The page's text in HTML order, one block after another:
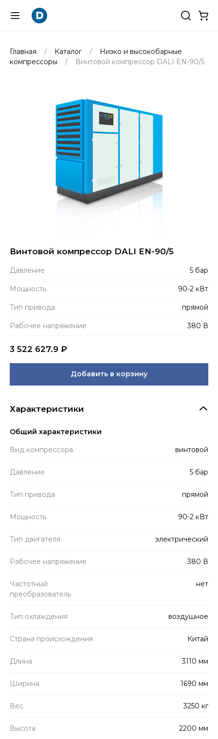
Главная Каталог
Низко и высокобарные
компрессоры
Винтовой компрессор DALI EN-90/5
Винтовой компрессор DALI EN-90/5
Давление 5 бар
Мощность 90-2 кВт
Тип привода прямой
Рабочее напряжение 380 В
3 522 627.9 ₽
Добавить в корзину
Характеристики
Общий характеристики
Вид компрессора винтовой
Давление 5 бар
Тип привода прямой
Мощность 90-2 кВт
Тип двигателя электрический
Рабочее напряжение 380 В
Частотный
преобразователь
нет
Тип охлаждения воздушное
Страна происхождения Китай
Длина 3110 мм
Ширина 1690 мм
Вес 3250 кг
Высота 2200 мм